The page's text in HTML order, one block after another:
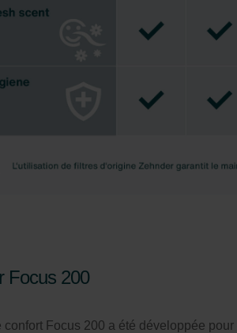
der Zehnder Group
Group Czech Republic s.r.o.: Zásady
Group France: Protection des données
Group Italia S.r.l.: Privacy
Group İç Mekan İklimlendirme Sanayi
Group Nederland bv: Privacyverklaringen
Focus 200
confort Focus 200 a été développée